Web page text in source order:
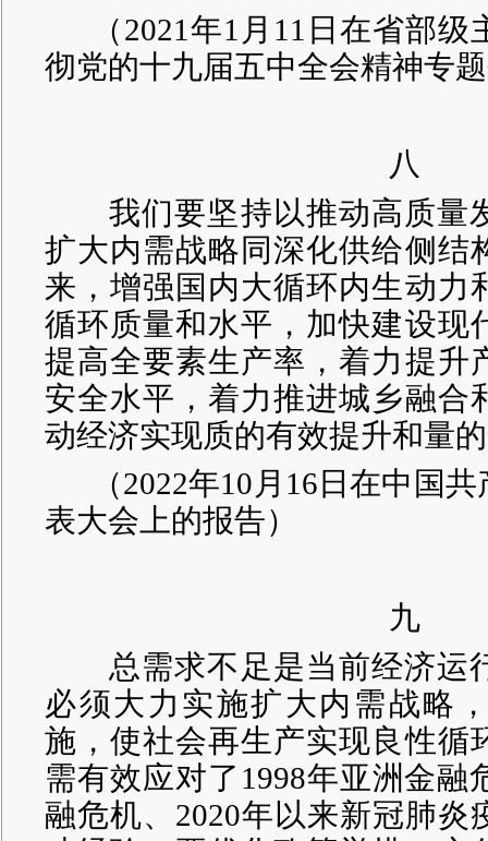
（2021年1月11日在省部级
彻党的十九届五中全会精神专
八
我们要坚持以推动高质量
扩大内需战略同深化供给侧结
来，增强国内大循环内生动力
循环质量和水平，加快建设现
提高全要素生产率，着力提升
安全水平，着力推进城乡融合
动经济实现质的有效提升和量
（2022年10月16日在中国
表大会上的报告）
九
总需求不足是当前经济运
必须大力实施扩大内需战略
施，使社会再生产实现良性循
需有效应对了1998年亚洲金融
融危机、2020年以来新冠肺炎